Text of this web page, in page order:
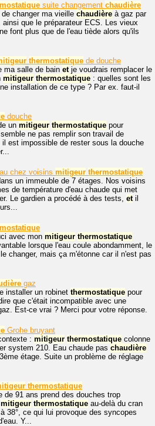
suite changement chaudière
changer ma vieille chaudière à gaz par
que le préparateur ECS. Les vieux
font plus que de l'eau tiède alors qu'ils
thermostatique de douche
ma salle de bain etje voudrais remplacer le
mitigeur thermostatique : quelles sont les
installation de ce type ? Par ex. faut-il
douche
un mitigeur thermostatique pour
ne pas remplir son travail de
est impossible de rester sous la douche
chez voisins mitigeur thermostatique
un immeuble de 7 étages. Nos voisins
de température d'eau chaude qui met
Le gardien a procédé à des tests, etil
avec mon mitigeur thermostatique
lorsque l'eau coule abondamment, le
changer, mais ça m'étonne car il n'est pas
gaz
installer un robinet thermostatique pour
que c'était incompatible avec une
Est-ce vrai ? Merci pour votre réponse.
Grohe bruyant
: mitigeur thermostatique colonne
system 210. Eau chaude pas chaudière
étage. Suite un problème de réglage
thermostatique
de 91 ans prend des douches trop
mitigeur thermostatique au-delà du cran
38°, ce qui lui provoque des syncopes
Y...